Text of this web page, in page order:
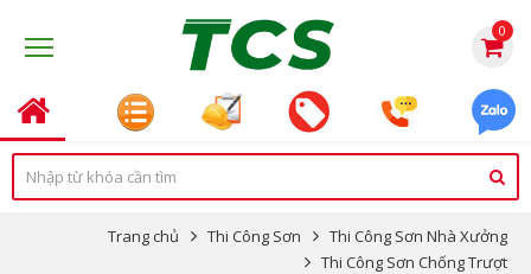
0
Trang chủ Thi Công Sơn
Thi Công Sơn Nhà Xưởng
Thi Công Sơn Chống Trượt